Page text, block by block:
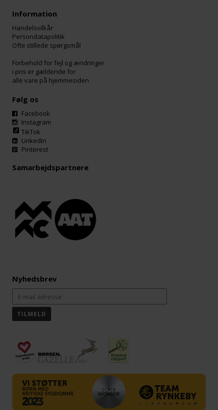
Information
Handelsvilkår
Persondatapolitik
Ofte stillede spørgsmål
Forbehold for fejl og ændringer
i pris er gældende for
alle vare på hjemmesiden
Følg os
Facebook
Instagram
TikTok
LinkedIn
Pinterest
Samarbejdspartnere
Nyhedsbrev